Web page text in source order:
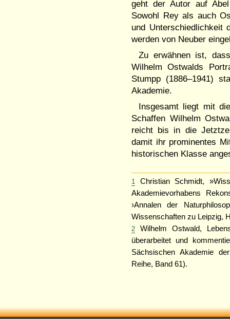
geht der Autor auf
Sowohl Rey als auch
und Unterschiedlichkeit
werden von Neuber
Zu erwähnen ist,
Wilhelm Ostwalds
Stumpp (1886–1941)
Akademie.
Insgesamt liegt mit
Schaffen Wilhelm
reicht bis in die
damit ihr prominentes
historischen Klasse
1
Christian Schmidt,
Akademievorhabens
›Annalen der
Wissenschaften zu Leipzig,
2
Wilhelm Ostwald,
überarbeitet und
Sächsischen Akademie
Reihe, Band 61).